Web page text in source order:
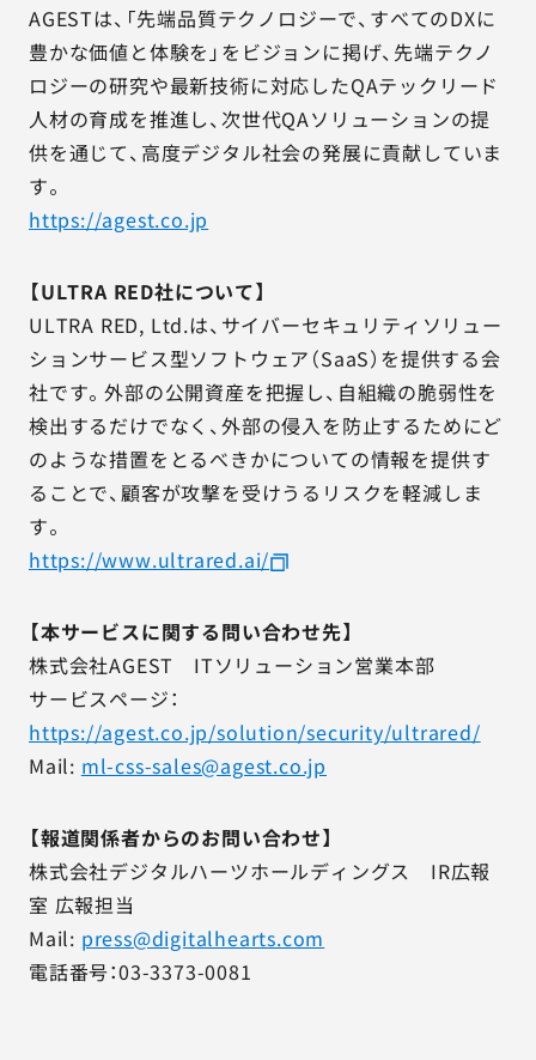
AGESTは、「先端品質テクノロジーで、すべてのDXに
豊かな価値と体験を」をビジョンに掲げ、先端テクノ
ロジーの研究や最新技術に対応したQAテックリード
人材の育成を推進し、次世代QAソリューションの提
供を通じて、高度デジタル社会の発展に貢献していま
す。
https://agest.co.jp
【ULTRA RED社について】
ULTRA RED, Ltd.は、サイバーセキュリティソリュー
ションサービス型ソフトウェア（SaaS）を提供する会
社です。外部の公開資産を把握し、自組織の脆弱性を
検出するだけでなく、外部の侵入を防止するためにど
のような措置をとるべきかについての情報を提供す
ることで、顧客が攻撃を受けうるリスクを軽減しま
す。
https://www.ultrared.ai/
【本サービスに関する問い合わせ先】
株式会社AGEST ITソリューション営業本部
サービスページ：
https://agest.co.jp/solution/security/ultrared/
Mail: ml-css-sales@agest.co.jp
【報道関係者からのお問い合わせ】
株式会社デジタルハーツホールディングス IR広報
室 広報担当
Mail: press@digitalhearts.com
電話番号：03-3373-0081